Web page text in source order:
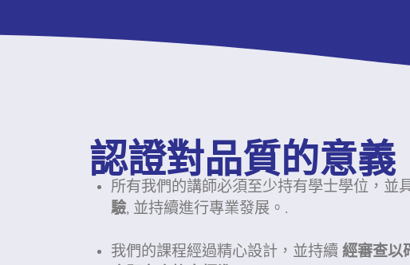
認證對品質的意義
所有我們的講師必須至少持有學士學位，並
驗, 並持續進行專業發展。.
我們的課程經過精心設計，並持續 經審查以